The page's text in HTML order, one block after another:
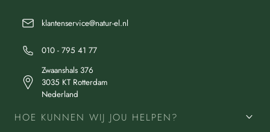
klantenservice@natur-el.nl
010 - 795 41 77
Zwaanshals 376
3035 KT Rotterdam
Nederland
HOE KUNNEN WIJ JOU HELPEN?